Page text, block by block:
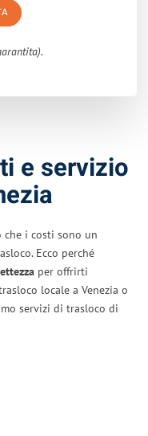
e servizio
che i costi sono un
Ecco perché
per offrirti
locale a Venezia o
servizi di trasloco di